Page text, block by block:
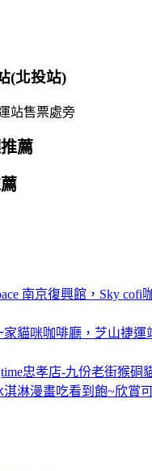
(北投站)
站售票處旁
薦
南京復興館，Sky cofi
貓咪咖啡廳，芝山捷運
忠孝店-九份老街猴硐
淋漫畫吃看到飽~欣賞